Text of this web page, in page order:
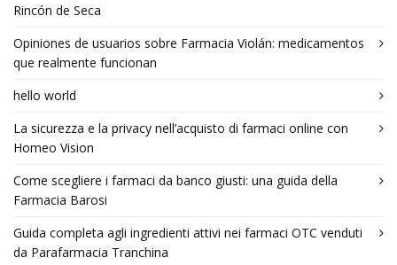
Rincón de Seca
Opiniones de usuarios sobre Farmacia Violán: medicamentos
que realmente funcionan
hello world
La sicurezza e la privacy nell’acquisto di farmaci online con
Homeo Vision
Come scegliere i farmaci da banco giusti: una guida della
Farmacia Barosi
Guida completa agli ingredienti attivi nei farmaci OTC venduti
da Parafarmacia Tranchina